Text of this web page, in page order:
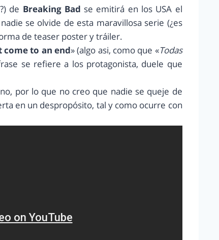
de Breaking Bad se emitirá en los USA el
se olvide de esta maravillosa serie (¿es
de teaser poster y tráiler.
come to an end» (algo asi, como que «Todas
se refiere a los protagonista, duele que
por lo que no creo que nadie se queje de
en un despropósito, tal y como ocurre con